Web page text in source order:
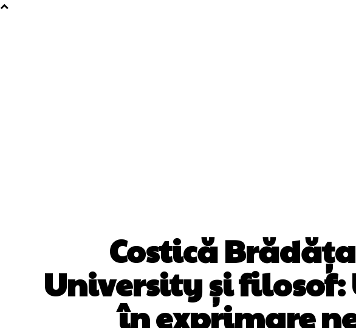
Costică
University și
în exprimare